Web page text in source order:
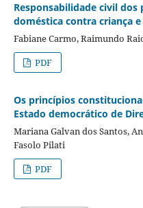
Responsabilidade civil dos
doméstica contra criança
Fabiane Carmo, Raimundo
PDF
Os princípios
Estado democrático de
Mariana Galvan dos Santos,
Fasolo Pilati
PDF